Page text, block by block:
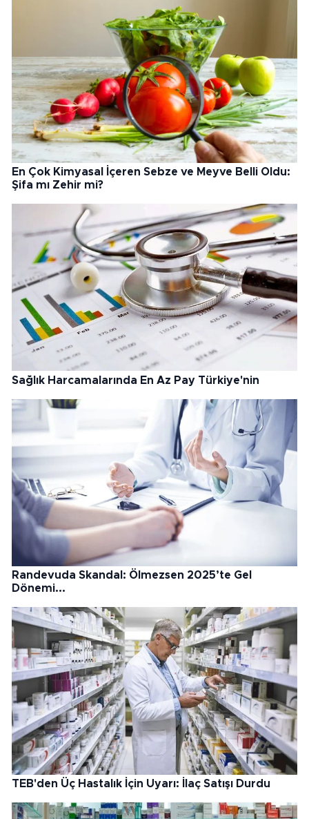
En Çok Kimyasal İçeren Sebze ve Meyve Belli Oldu:
Şifa mı Zehir mi?
Sağlık Harcamalarında En Az Pay Türkiye'nin
Randevuda Skandal: Ölmezsen 2025’te Gel
Dönemi...
TEB'den Üç Hastalık İçin Uyarı: İlaç Satışı Durdu